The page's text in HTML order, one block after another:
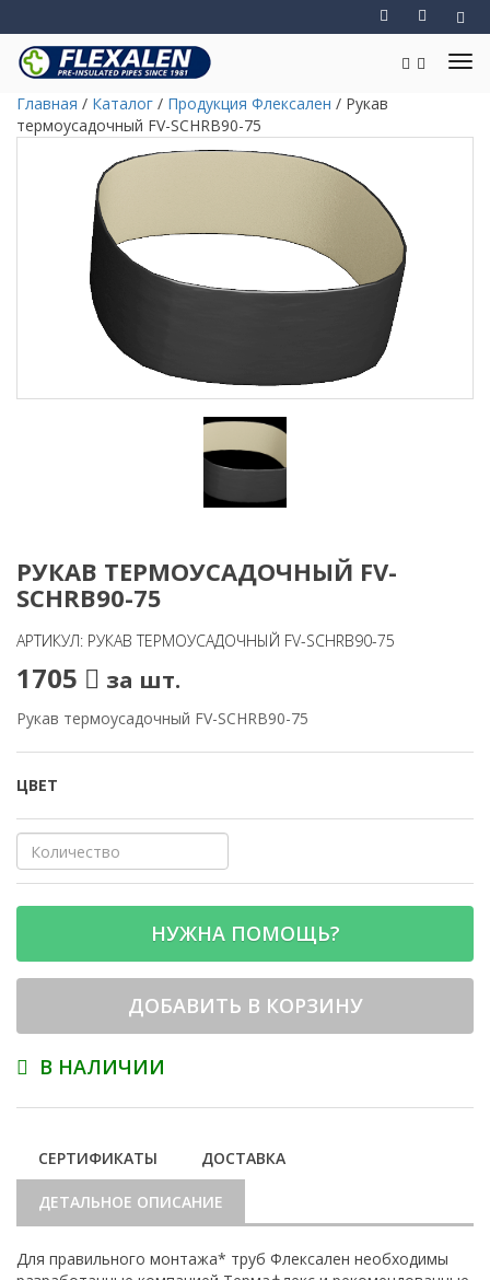
Главная / Каталог / Продукция Флексален / Рукав
термоусадочный FV-SCHRB90-75
РУКАВ ТЕРМОУСАДОЧНЫЙ FV-
SCHRB90-75
АРТИКУЛ: РУКАВ ТЕРМОУСАДОЧНЫЙ FV-SCHRB90-75
1705 за шт.
Рукав термоусадочный FV-SCHRB90-75
ЦВЕТ
НУЖНА ПОМОЩЬ?
ДОБАВИТЬ В КОРЗИНУ
В НАЛИЧИИ
СЕРТИФИКАТЫ ДОСТАВКА
ДЕТАЛЬНОЕ ОПИСАНИЕ
Для правильного монтажа* труб Флексален необходимы